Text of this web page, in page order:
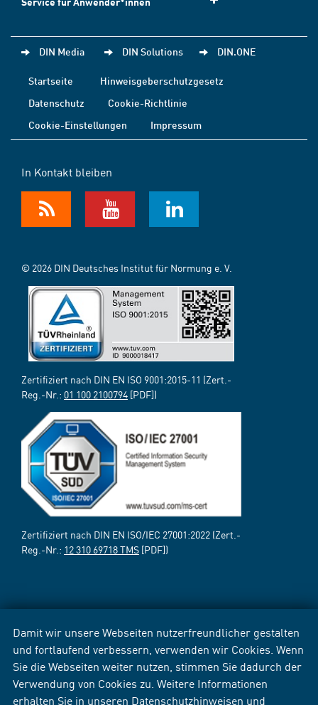
Damit wir unsere Webseiten nutzerfreundlicher gestalten
und fortlaufend verbessern, verwenden wir Cookies. Wenn
Sie die Webseiten weiter nutzen, stimmen Sie dadurch der
Verwendung von Cookies zu. Weitere Informationen
erhalten Sie in unseren Datenschutzhinweisen und
DIN Media DIN Solutions DIN.ONE
Startseite
Hinweisgeberschutzgesetz
Datenschutz
Cookie-Richtlinie
Cookie-Einstellungen
Impressum
In Kontakt bleiben
© 2026 DIN Deutsches Institut für Normung e. V.
Zertifiziert nach DIN EN ISO 9001:2015-11 (Zert.-
Reg.-Nr.: 01 100 2100794 [PDF])
Zertifiziert nach DIN EN ISO/IEC 27001:2022 (Zert.-
Reg.-Nr.: 12 310 69718 TMS [PDF])